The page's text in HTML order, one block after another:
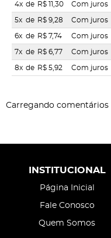
4x de R$ 11,30 Com juros
5x de R$ 9,28 Com juros
6x de R$ 7,74 Com juros
7x de R$ 6,77 Com juros
8x de R$ 5,92 Com juros
Carregando comentários
INSTITUCIONAL
Página Inicial
Fale Conosco
Quem Somos